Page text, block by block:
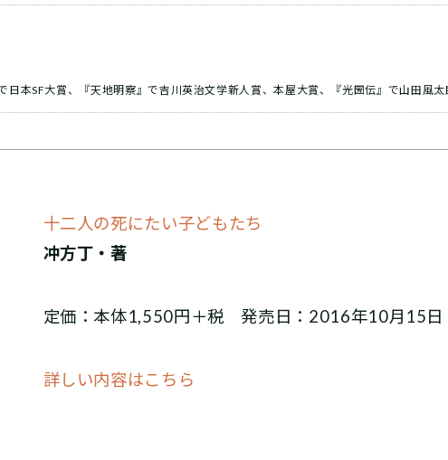
本SF大賞、『天地明察』で吉川英治文学新人賞、本屋大賞、『光圀伝』で山田風太
十二人の死にたい子どもたち
冲方丁・著
定価：本体1,550円＋税 発売日：2016年10月15日
詳しい内容はこちら